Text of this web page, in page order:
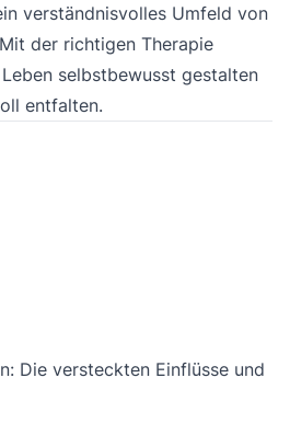
verständnisvolles Umfeld von
der richtigen Therapie
selbstbewusst gestalten
entfalten.
Die versteckten Einflüsse und